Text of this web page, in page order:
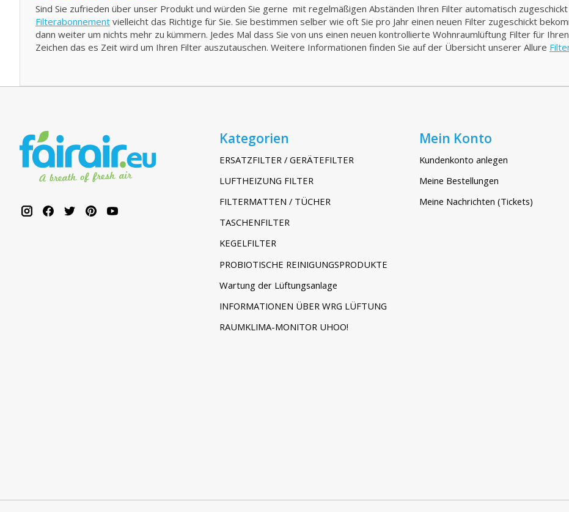
Sind Sie zufrieden über unser Produkt und würden Sie gerne mit regelmäßigen Abständen Ihren Filter automatisch
Filterabonnement vielleicht das Richtige für Sie. Sie bestimmen selber wie oft Sie pro Jahr einen neuen Filter zugeschickt
dann weiter um nichts mehr zu kümmern. Jedes Mal dass Sie von uns einen neuen kontrollierte Wohnraumlüftung Filter für
Zeichen das es Zeit wird um Ihren Filter auszutauschen. Weitere Informationen finden Sie auf der Übersicht unserer Allure
Kategorien
ERSATZFILTER / GERÄTEFILTER
LUFTHEIZUNG FILTER
FILTERMATTEN / TÜCHER
TASCHENFILTER
KEGELFILTER
PROBIOTISCHE REINIGUNGSPRODUKTE
Wartung der Lüftungsanlage
INFORMATIONEN ÜBER WRG LÜFTUNG
RAUMKLIMA-MONITOR UHOO!
Mein Konto
Kundenkonto anlegen
Meine Bestellungen
Meine Nachrichten (Tickets)